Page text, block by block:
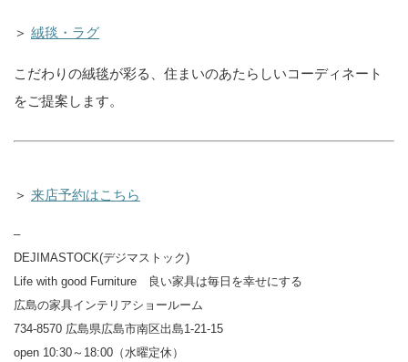
＞ 絨毯・ラグ
こだわりの絨毯が彩る、住まいのあたらしいコーディネート
をご提案します。
＞ 来店予約はこちら
–
DEJIMASTOCK(デジマストック)
Life with good Furniture 良い家具は毎日を幸せにする
広島の家具インテリアショールーム
734-8570 広島県広島市南区出島1-21-15
open 10:30～18:00（水曜定休）